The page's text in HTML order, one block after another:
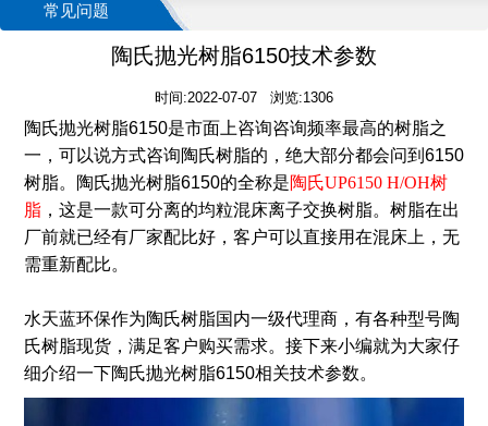
常见问题
陶氏抛光树脂6150技术参数
时间:2022-07-07 浏览:1306
陶氏抛光树脂6150是市面上咨询咨询频率最高的树脂之
一，可以说方式咨询陶氏树脂的，绝大部分都会问到6150
树脂。陶氏抛光树脂6150的全称是陶氏UP6150 H/OH树
脂，这是一款可分离的均粒混床离子交换树脂。树脂在出
厂前就已经有厂家配比好，客户可以直接用在混床上，无
需重新配比。
水天蓝环保作为陶氏树脂国内一级代理商，有各种型号陶
氏树脂现货，满足客户购买需求。接下来小编就为大家仔
细介绍一下陶氏抛光树脂6150相关技术参数。